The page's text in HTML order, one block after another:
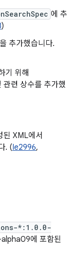
에 추
)
추가했습니다.
기 위해
관련 상수를 추가했
된 XML에서
. (Ie2996,
*:1.0.0-
에 포함된